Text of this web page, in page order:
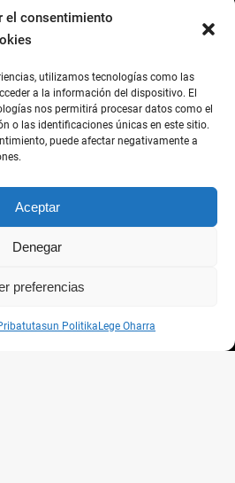
el consentimiento
utilizamos tecnologías como las
a la información del dispositivo. El
nos permitirá procesar datos como el
o las identificaciones únicas en este sitio.
puede afectar negativamente a
Aceptar
Denegar
preferencias
Politika Lege Oharra